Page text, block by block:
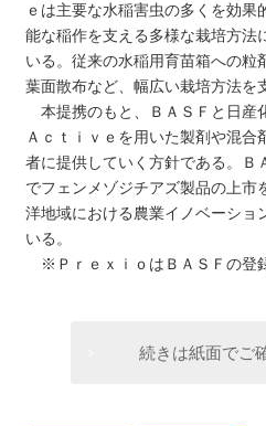
ｅは主要な水稲害虫の多くを効
能な稲作を支える多様な栽培方法
いる。従来の水稲用育苗箱への粒
葉面散布など、幅広い栽培方法を
本提携のもと、ＢＡＳＦと日産
Ａｃｔｉｖｅを用いた製剤や混
者に提供していく方針である。Ｂ
でフェンメゾジチアズ製品の上市
洋地域における農業イノベーショ
いる。
※ＰｒｅｘｉｏはＢＡＳＦの登
続きは紙面でご